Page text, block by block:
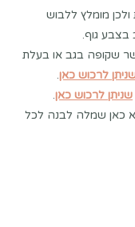
מומלץ ללבוש
בצבע גוף.
שקופה בגב או בעלת
לרכוש כאן.
שניתן לרכוש כאן.
כאן שמלה לבנה לכל